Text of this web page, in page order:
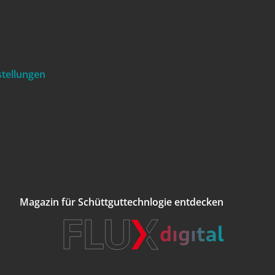
Magazin für Schüttguttechnlogie entdecken